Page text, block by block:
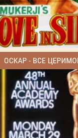
ОСКАР - ВСЕ